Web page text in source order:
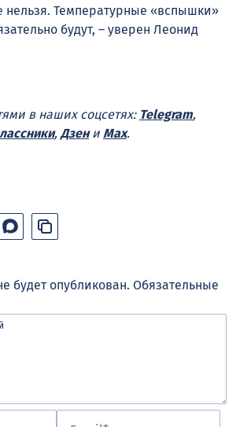
нельзя. Температурные «вспышки»
будут, – уверен Леонид
в наших соцсетях: Telegram,
, Дзени Max.
будет опубликован. Обязательные